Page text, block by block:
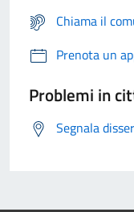
Chiama il
Prenota un
Problemi in
Segnala